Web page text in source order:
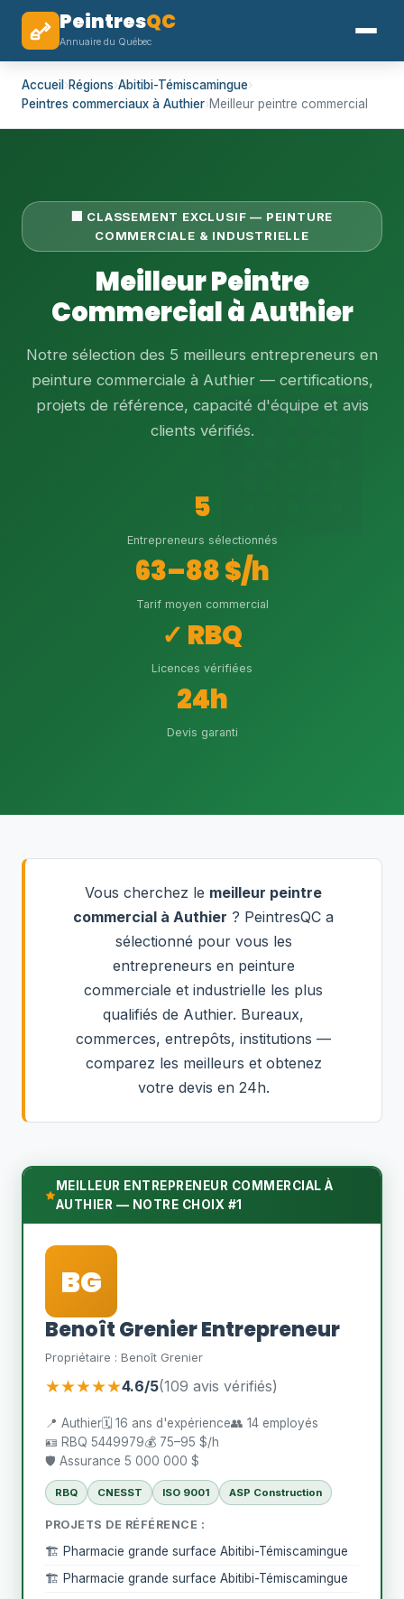
PeintresQC
Annuaire du Québec
Accueil ›Régions›Abitibi-Témiscamingue›
Peintres commerciaux à Authier›Meilleur peintre commercial
🏢 CLASSEMENT EXCLUSIF — PEINTURE
COMMERCIALE & INDUSTRIELLE
Meilleur Peintre
Commercial à Authier
Notre sélection des 5 meilleurs entrepreneurs en
peinture commerciale à Authier — certifications,
projets de référence, capacité d'équipe et avis
clients vérifiés.
5
Entrepreneurs sélectionnés
63–88 $/h
Tarif moyen commercial
✓ RBQ
Licences vérifiées
24h
Devis garanti
Vous cherchez le meilleur peintre
commercial à Authier ? PeintresQC a
sélectionné pour vous les
entrepreneurs en peinture
commerciale et industrielle les plus
qualifiés de Authier. Bureaux,
commerces, entrepôts, institutions —
comparez les meilleurs et obtenez
votre devis en 24h.
MEILLEUR ENTREPRENEUR COMMERCIAL À
AUTHIER — NOTRE CHOIX #1
BG
Benoît Grenier Entrepreneur
Propriétaire : Benoît Grenier
★★★★★4.6/5(109 avis vérifiés)
📍 Authier🗓️ 16 ans d'expérience👥 14 employés
🪪 RBQ 5449979💰 75–95 $/h
🛡️ Assurance 5 000 000 $
RBQ CNESST ISO 9001 ASP Construction
PROJETS DE RÉFÉRENCE :
🏗️ Pharmacie grande surface Abitibi-Témiscamingue
🏗️ Pharmacie grande surface Abitibi-Témiscamingue